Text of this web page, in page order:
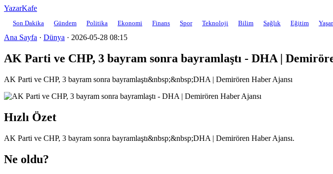
YazarKafe
Son Dakika Gündem Politika Ekonomi Finans Spor Teknoloji Bilim Sağlık Eğitim
Ana Sayfa · Dünya · 2026-05-28 08:15
AK Parti ve CHP, 3 bayram sonra bayramlaştı - DHA |
AK Parti ve CHP, 3 bayram sonra bayramlaştı&nbsp;&nbsp;DHA | Demirören Haber Ajansı
Hızlı Özet
AK Parti ve CHP, 3 bayram sonra bayramlaştı&nbsp;&nbsp;DHA | Demirören Haber Ajansı.
Ne oldu?